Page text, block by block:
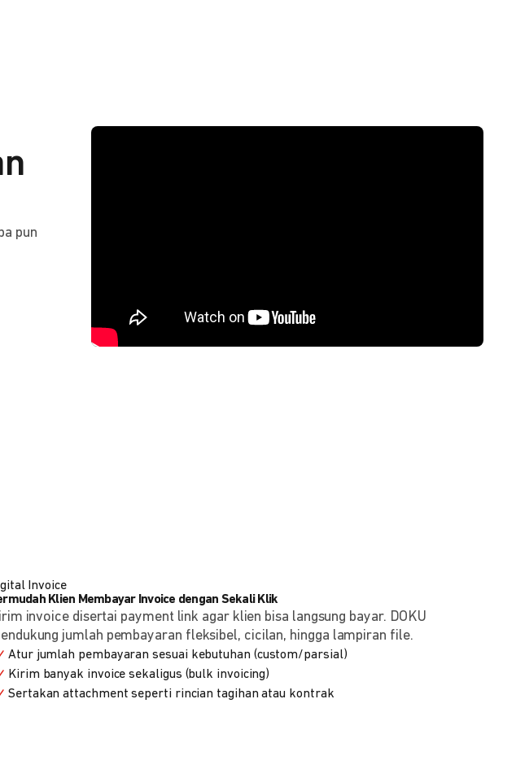
pun
Invoice
Klien Membayar Invoice dengan Sekali Klik
invoice disertai payment link agar klien bisa langsung bayar. DOKU
jumlah pembayaran fleksibel, cicilan, hingga lampiran file.
Atur jumlah pembayaran sesuai kebutuhan (custom/parsial)
Kirim banyak invoice sekaligus (bulk invoicing)
Sertakan attachment seperti rincian tagihan atau kontrak